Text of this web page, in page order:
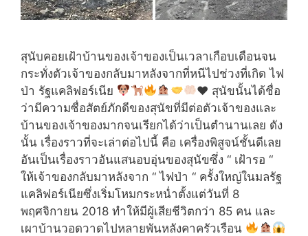
สุนับคอยเฝ้าบ้านของเจ้าของเป็นเวลาเกือบเดือนจน
กระทั่งตัวเจ้าของกลับมาหลังจากที่หนีไปช่วงที่เกิด ไฟ
ป่า รัฐแคลิฟอร์เนีย
♥️ สุนัขนั้นได้ชื่อ
ว่ามีความซื่อสัตย์ภักดีของสุนัขที่มีต่อตัวเจ้าของและ
บ้านของเจ้าของมากจนเรียกได้ว่าเป็นตำนานเลย ดัง
นั้น เรื่องราวที่จะเล่าต่อไปนี้ คือ เครื่องพิสูจน์ชั้นดีเลย
อันเป็นเรื่องราวอันแสนอบอุ่นของสุนัขซึ่ง “ เฝ้ารอ “
ให้เจ้าของกลับมาหลังจาก “ ไฟป่า “ ครั้งใหญ่ในมลรัฐ
แคลิฟอร์เนียซึ่งเริ่มโหมกระหน่ำตั้งแต่วันที่ 8
พฤศจิกายน 2018 ทำให้มีผู้เสียชีวิตกว่า 85 คน และ
เผาบ้านวอดวาดไปหลายพันหลังคาครัวเรือน